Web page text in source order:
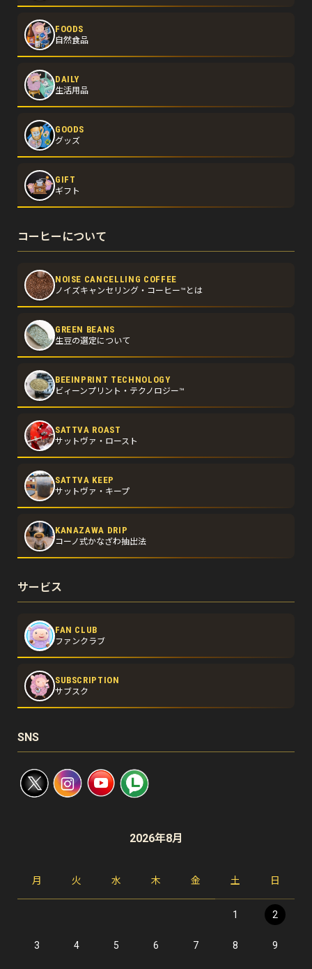
FOODS
自然食品
DAILY
生活用品
GOODS
グッズ
GIFT
ギフト
コーヒーについて
NOISE CANCELLING COFFEE
ノイズキャンセリング・コーヒー™とは
GREEN BEANS
生豆の選定について
BEEINPRINT TECHNOLOGY
ビィーンプリント・テクノロジー™
SATTVA ROAST
サットヴァ・ロースト
SATTVA KEEP
サットヴァ・キープ
KANAZAWA DRIP
コーノ式かなざわ抽出法
サービス
FAN CLUB
ファンクラブ
SUBSCRIPTION
サブスク
SNS
2026年8月
月 火 水 木 金 土 日
1 2
3 4 5 6 7 8 9